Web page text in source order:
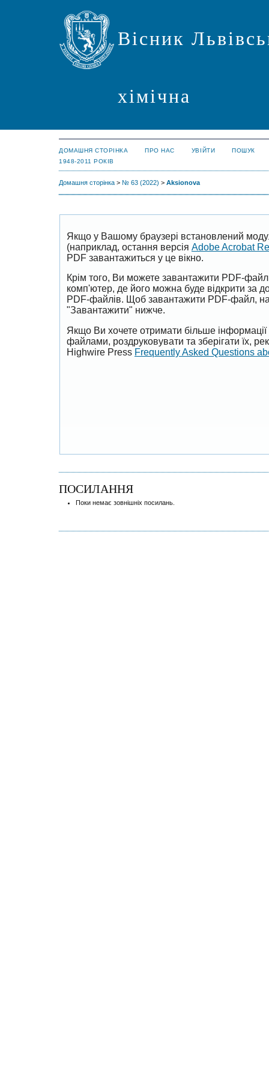
Вісник
хімічна
ДОМАШНЯ СТОРІНКА ПРО НАС УВІЙТИ
ПОШУК
1948-2011 РОКІВ
Домашня сторінка > № 63 (2022) > Aksionova
Якщо у Вашому браузері встановлений
(наприклад, остання версія Adobe Acrobat
PDF завантажиться у це вікно.
Крім того, Ви можете завантажити PDF-
комп'ютер, де його можна буде відкрити за
PDF-файлів. Щоб завантажити PDF-файл,
"Завантажити" нижче.
Якщо Ви хочете отримати більше
файлами, роздруковувати та зберігати їх,
Highwire Press Frequently Asked Questions
ПОСИЛАННЯ
Поки немає зовнішніх посилань.